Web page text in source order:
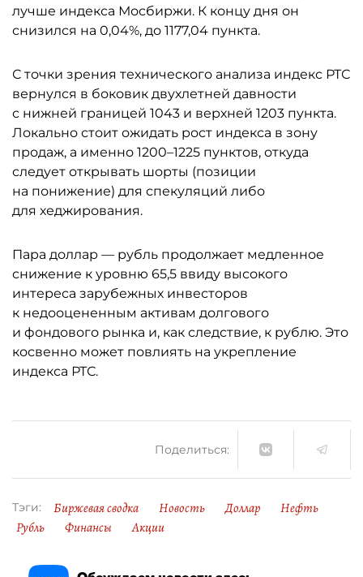
лучше индекса Мосбиржи. К концу дня он
снизился на 0,04%, до 1177,04 пункта.
С точки зрения технического анализа индекс РТС
вернулся в боковик двухлетней давности
с нижней границей 1043 и верхней 1203 пункта.
Локально стоит ожидать рост индекса в зону
продаж, а именно 1200–1225 пунктов, откуда
следует открывать шорты (позиции
на понижение) для спекуляций либо
для хеджирования.
Пара доллар — рубль продолжает медленное
снижение к уровню 65,5 ввиду высокого
интереса зарубежных инвесторов
к недооцененным активам долгового
и фондового рынка и, как следствие, к рублю. Это
косвенно может повлиять на укрепление
индекса РТС.
Поделиться:
Тэги: Биржевая сводка Новость Доллар
Нефть
Рубль
Финансы Акции